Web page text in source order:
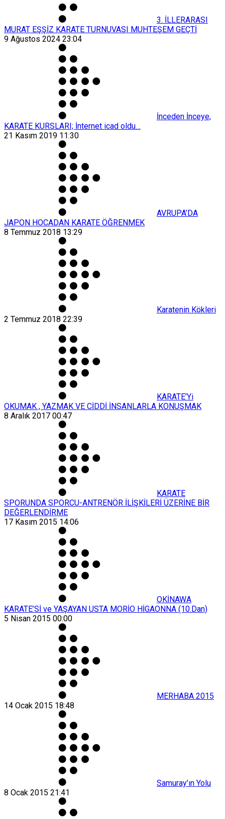
3. İLLERARASI
MURAT EŞŞİZ KARATE TURNUVASI MUHTEŞEM GEÇTİ
9 Ağustos 2024 23:04
İnceden İnceye,
KARATE KURSLARI; İnternet icad oldu…
21 Kasım 2019 11:30
AVRUPA’DA
JAPON HOCADAN KARATE ÖĞRENMEK
8 Temmuz 2018 13:29
Karatenin Kökleri
2 Temmuz 2018 22:39
KARATE’Yi
OKUMAK , YAZMAK VE CİDDİ İNSANLARLA KONUŞMAK
8 Aralık 2017 00:47
KARATE
SPORUNDA SPORCU-ANTRENÖR İLİŞKİLERİ ÜZERİNE BİR
DEĞERLENDİRME
17 Kasım 2015 14:06
OKİNAWA
KARATE’Sİ ve YAŞAYAN USTA MORİO HİGAONNA (10.Dan)
5 Nisan 2015 00:00
MERHABA 2015
14 Ocak 2015 18:48
Samuray’ın Yolu
8 Ocak 2015 21:41